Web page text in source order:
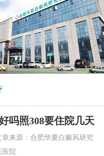
吗照308要住院几天
来源： 合肥华夏白癜风研究
医院